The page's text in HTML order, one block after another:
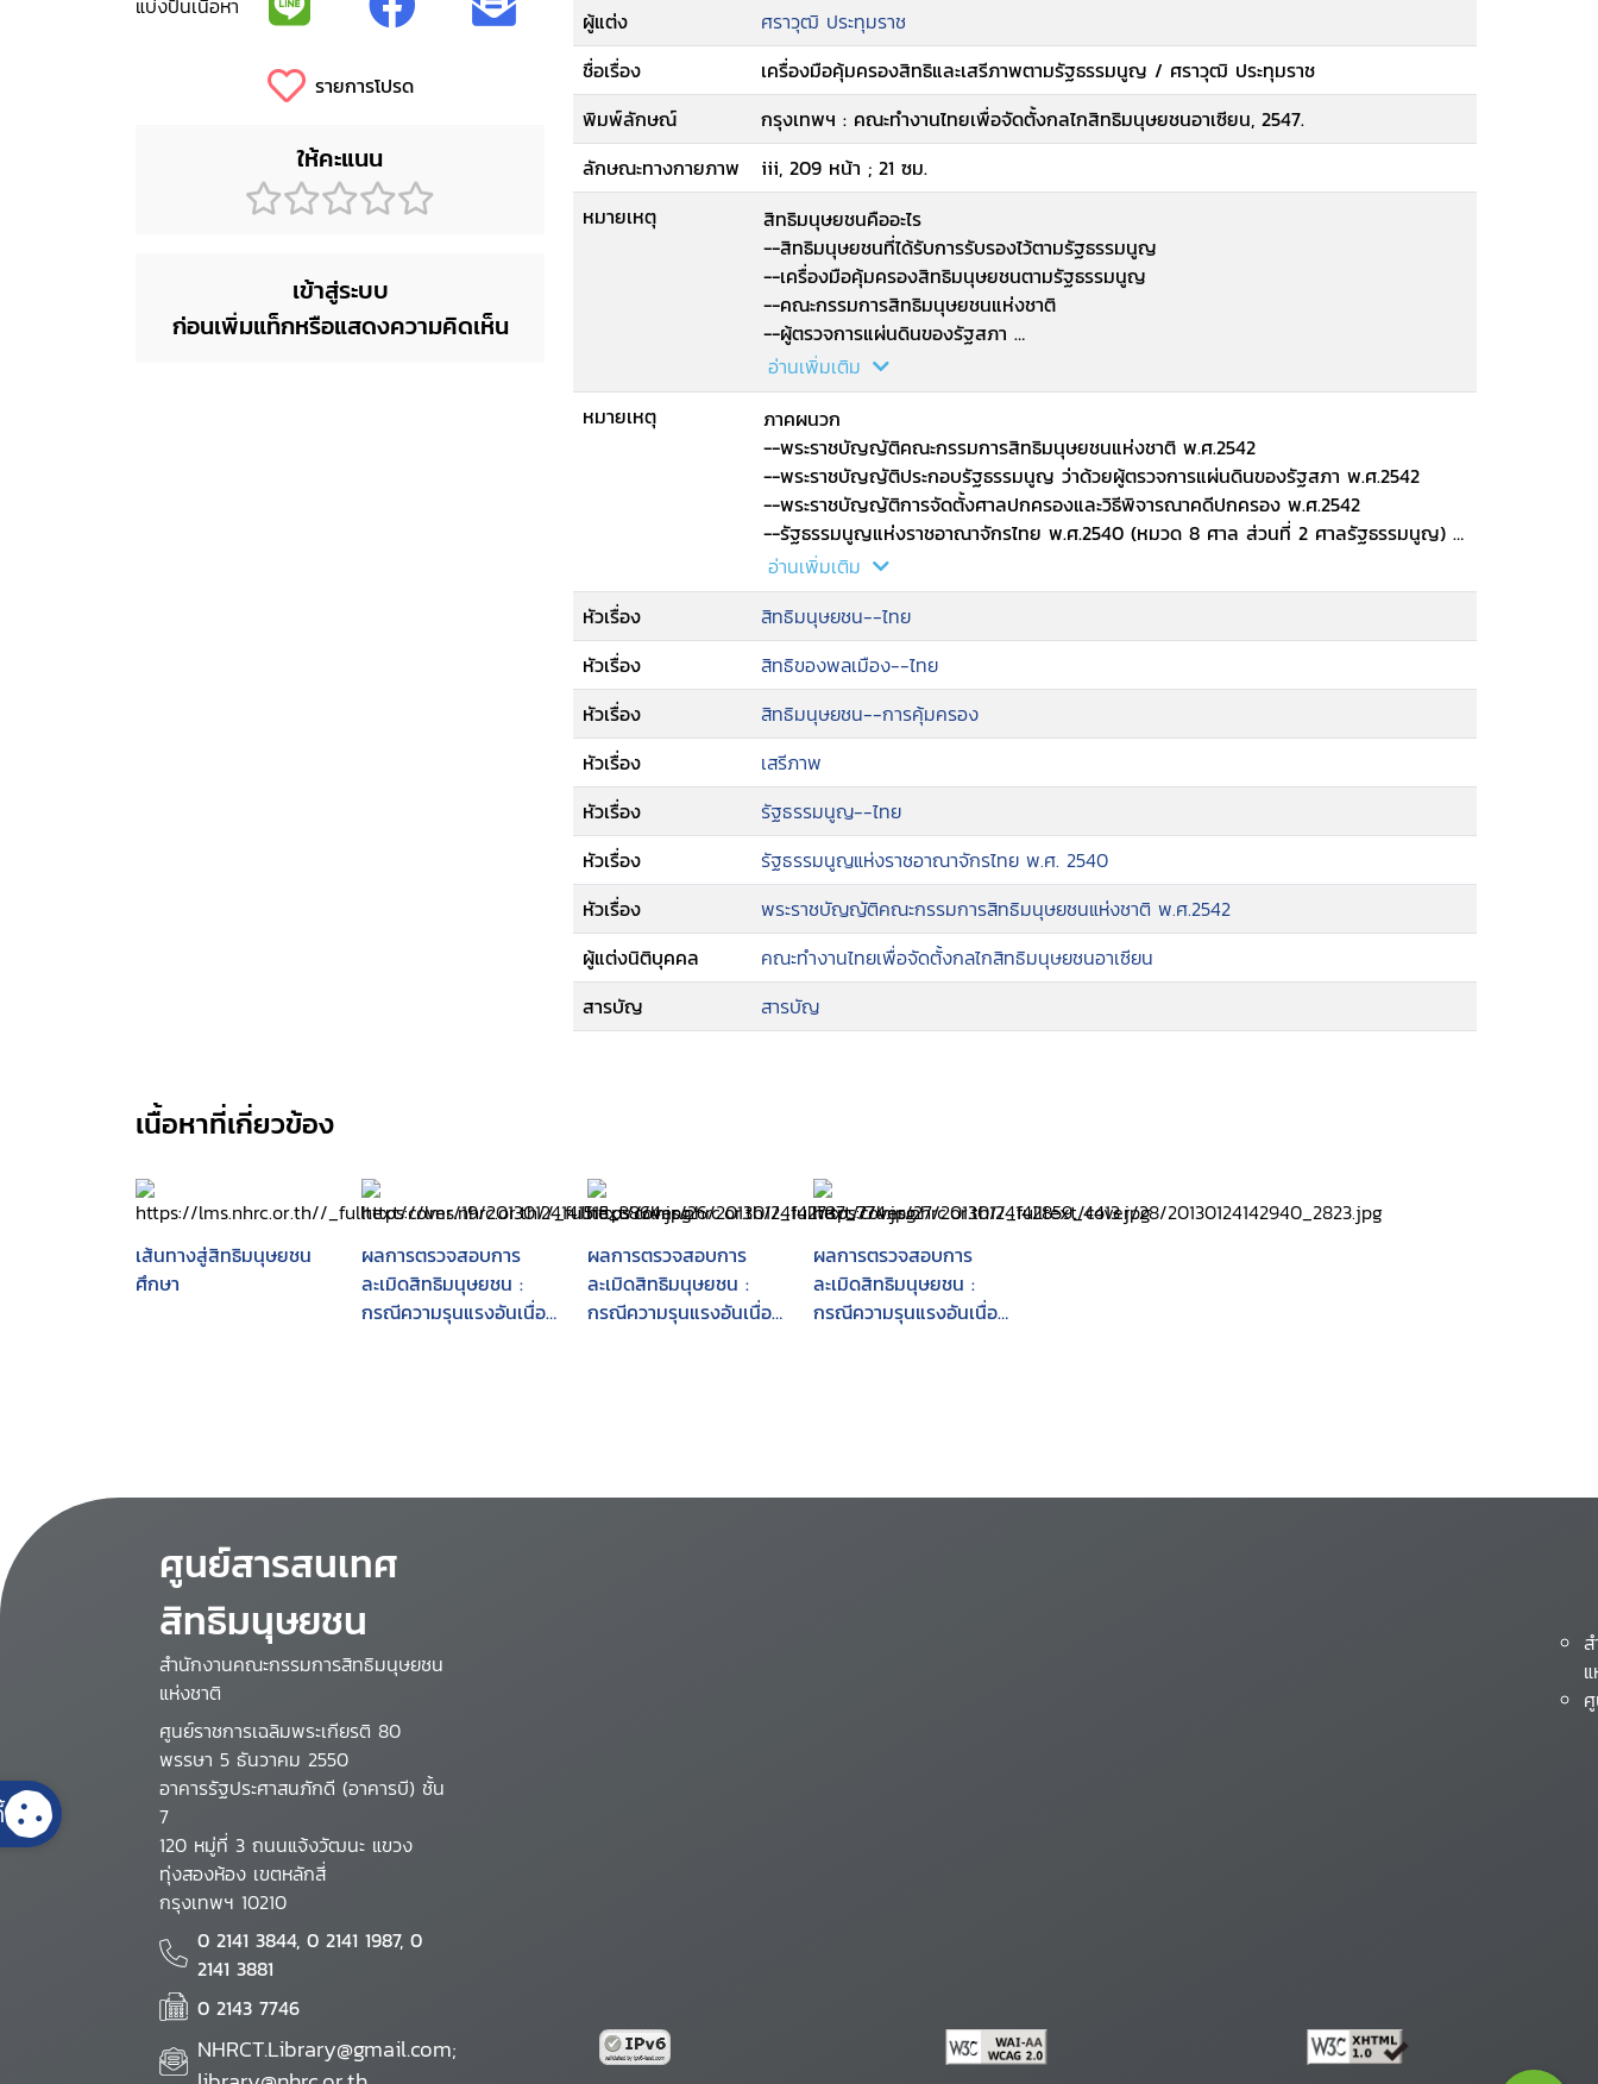
รายการโปรด
ให้คะแนน
เข้าสู่ระบบ
ก่อนเพิ่มแท็กหรือแสดงความคิดเห็น
ผู้แต่ง
ศราวุฒิ ประทุมราช
ชื่อเรื่อง
เครื่องมือคุ้มครองสิทธิและเสรีภาพตามรัฐธรรมนูญ / ศราวุฒิ ประทุมราช
พิมพ์ลักษณ์
กรุงเทพฯ : คณะทำงานไทยเพื่อจัดตั้งกลไกสิทธิมนุษยชนอาเซียน, 2547.
ลักษณะทางกายภาพ
iii, 209 หน้า ; 21 ซม.
หมายเหตุ
สิทธิมนุษยชนคืออะไร
--สิทธิมนุษยชนที่ได้รับการรับรองไว้ตามรัฐธรรมนูญ
--เครื่องมือคุ้มครองสิทธิมนุษยชนตามรัฐธรรมนูญ
--คณะกรรมการสิทธิมนุษยชนแห่งชาติ
--ผู้ตรวจการแผ่นดินของรัฐสภา
--ศาลปกครอง
--ศาลรัฐธรรมนูญ.
อ่านเพิ่มเติม
หมายเหตุ
ภาคผนวก
--พระราชบัญญัติคณะกรรมการสิทธิมนุษยชนแห่งชาติ พ.ศ.2542
--พระราชบัญญัติประกอบรัฐธรรมนูญ ว่าด้วยผู้ตรวจการแผ่นดินของรัฐสภา พ.ศ.2542
--พระราชบัญญัติการจัดตั้งศาลปกครองและวิธีพิจารณาคดีปกครอง พ.ศ.2542
--รัฐธรรมนูญแห่งราชอาณาจักรไทย พ.ศ.2540 (หมวด 8 ศาล ส่วนที่ 2 ศาลรัฐธรรมนูญ)
--ปฏิญญาสากลว่าด้วยสิทธิมนุษยชน
--สรุปปฏิญญาสากลว่าด้วยสิทธิมนุษยชนอย่างง่าย (แปลโดย คุณประพันธ์ หุตะสิงห์)
--ประเทศที่มีคณะกรรมการสิทธิมนุษยชนแห่งชาติในภูมิภาคเอเซีย-แปซิฟิค.
อ่านเพิ่มเติม
หัวเรื่อง
สิทธิมนุษยชน--ไทย
หัวเรื่อง
สิทธิของพลเมือง--ไทย
หัวเรื่อง
สิทธิมนุษยชน--การคุ้มครอง
หัวเรื่อง
เสรีภาพ
หัวเรื่อง
รัฐธรรมนูญ--ไทย
หัวเรื่อง
รัฐธรรมนูญแห่งราชอาณาจักรไทย พ.ศ. 2540
หัวเรื่อง
พระราชบัญญัติคณะกรรมการสิทธิมนุษยชนแห่งชาติ พ.ศ.2542
ผู้แต่งนิติบุคคล
คณะทำงานไทยเพื่อจัดตั้งกลไกสิทธิมนุษยชนอาเซียน
สารบัญ
สารบัญ
เนื้อหาที่เกี่ยวข้อง
เส้นทางสู่สิทธิมนุษยชน
ศึกษา
ผลการตรวจสอบการ
ละเมิดสิทธิมนุษยชน :
กรณีความรุนแรงอันเนื่อง
ผลการตรวจสอบการ
ละเมิดสิทธิมนุษยชน :
กรณีความรุนแรงอันเนื่อง
ผลการตรวจสอบการ
ละเมิดสิทธิมนุษยชน :
กรณีความรุนแรงอันเนื่อง
ศูนย์สารสนเทศ
สิทธิมนุษยชน
สำนักงานคณะกรรมการสิทธิมนุษยชน
แห่งชาติ
ศูนย์ราชการเฉลิมพระเกียรติ 80
พรรษา 5 ธันวาคม 2550
อาคารรัฐประศาสนภักดี (อาคารบี) ชั้น
7
120 หมู่ที่ 3 ถนนแจ้งวัฒนะ แขวง
ทุ่งสองห้อง เขตหลักสี่
กรุงเทพฯ 10210
0 2141 3844, 0 2141 1987, 0
2141 3881
0 2143 7746
NHRCT.Library@gmail.com;